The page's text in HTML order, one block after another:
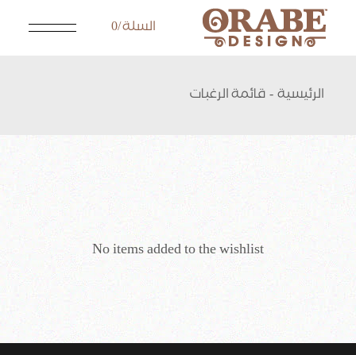
content
السلة0
الرئيسية قائمة الرغبات
No items added to the wishlist